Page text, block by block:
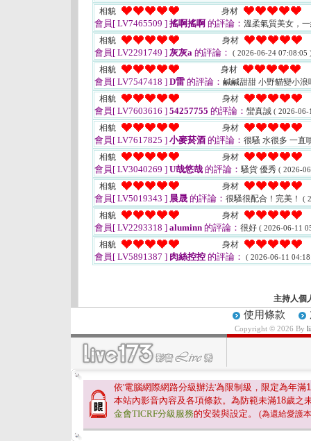
相貌 身材
會員[ LV7465509 ] 搖啊搖啊 的評論： 溫柔氣質美女，
相貌
身材
會員[ LV2291749 ] 灰灰a 的評論： ( 2026-06-24 07:08:05
相貌 身材
會員[ LV7547418 ] D雷 的評論： 鹹鹹甜甜 小野貓變小
相貌
身材
會員[ LV7603616 ] 54257755 的評論： 蠻真誠 ( 2026-06-
相貌 身材
會員[ LV7617825 ] 小麥菸酒 的評論： 很騷 水很多 一直
相貌
身材
會員[ LV3040269 ] U哉悠哉 的評論：騷貨 優秀 ( 2026-
相貌 身材
會員[ LV5019343 ] 晨晟 的評論： 很騷很配合！完美！ (
相貌 身材
會員[ LV2293318 ] aluminn 的評論： 很好 ( 2026-06-11
相貌 身材
會員[ LV5891387 ] 肉絲控控 的評論： ( 2026-06-11
主持人個
使用條款
Copyright © 2026 By
依'電腦網際網路分級辦法'為限制級，限定為年滿
本站內影音內容及各項條款。為防範未滿18歲之
金會TICRF分級服務的安裝與設定。 (為還給愛護